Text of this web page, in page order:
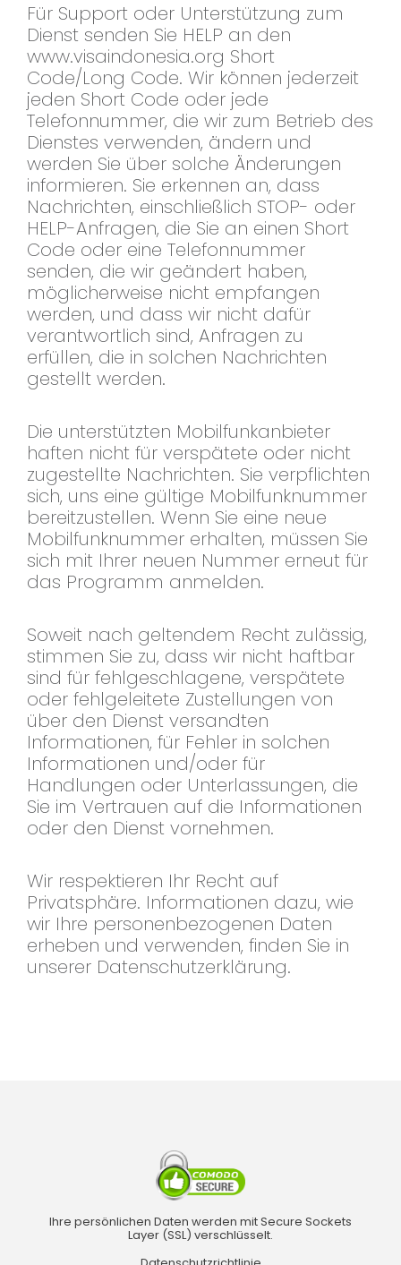
Für Support oder Unterstützung zum
Dienst senden Sie HELP an den
www.visaindonesia.org Short
Code/Long Code. Wir können jederzeit
jeden Short Code oder jede
Telefonnummer, die wir zum Betrieb des
Dienstes verwenden, ändern und
werden Sie über solche Änderungen
informieren. Sie erkennen an, dass
Nachrichten, einschließlich STOP- oder
HELP-Anfragen, die Sie an einen Short
Code oder eine Telefonnummer
senden, die wir geändert haben,
möglicherweise nicht empfangen
werden, und dass wir nicht dafür
verantwortlich sind, Anfragen zu
erfüllen, die in solchen Nachrichten
gestellt werden.
Die unterstützten Mobilfunkanbieter
haften nicht für verspätete oder nicht
zugestellte Nachrichten. Sie verpflichten
sich, uns eine gültige Mobilfunknummer
bereitzustellen. Wenn Sie eine neue
Mobilfunknummer erhalten, müssen Sie
sich mit Ihrer neuen Nummer erneut für
das Programm anmelden.
Soweit nach geltendem Recht zulässig,
stimmen Sie zu, dass wir nicht haftbar
sind für fehlgeschlagene, verspätete
oder fehlgeleitete Zustellungen von
über den Dienst versandten
Informationen, für Fehler in solchen
Informationen und/oder für
Handlungen oder Unterlassungen, die
Sie im Vertrauen auf die Informationen
oder den Dienst vornehmen.
Wir respektieren Ihr Recht auf
Privatsphäre. Informationen dazu, wie
wir Ihre personenbezogenen Daten
erheben und verwenden, finden Sie in
unserer Datenschutzerklärung.
Ihre persönlichen Daten werden mit Secure Sockets
Layer (SSL) verschlüsselt.